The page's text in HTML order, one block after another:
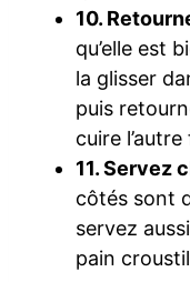
10.
qu’elle est
la glisser
puis
cuire l’autre
11. Servez
côtés sont
servez
pain